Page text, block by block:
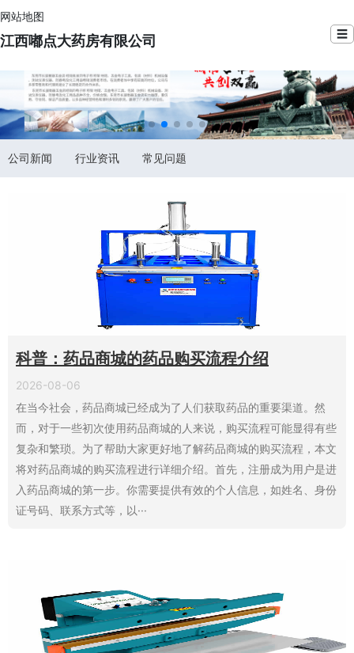
网站地图
江西嘟点大药房有限公司 ☰
公司新闻 行业资讯 常见问题
科普：药品商城的药品购买流程介绍
2026-08-06
在当今社会，药品商城已经成为了人们获取药品的重要渠道。然
而，对于一些初次使用药品商城的人来说，购买流程可能显得有些
复杂和繁琐。为了帮助大家更好地了解药品商城的购买流程，本文
将对药品商城的购买流程进行详细介绍。首先，注册成为用户是进
入药品商城的第一步。你需要提供有效的个人信息，如姓名、身份
证号码、联系方式等，以···